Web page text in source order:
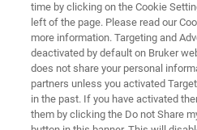
CONTACT US
time by clicking on the Cookie
left of the page. Please read our
more information. Targeting and
deactivated by default on Bruker
does not share your personal
partners unless you activated
in the past. If you have activated
them by clicking the Do not Share